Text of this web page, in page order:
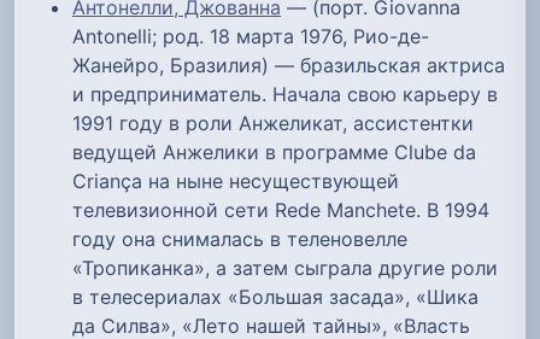
Антонелли, Джованна — (порт. Giovanna
Antonelli; род. 18 марта 1976, Рио-де-
Жанейро, Бразилия) — бразильская актриса
и предприниматель. Начала свою карьеру в
1991 году в роли Анжеликат, ассистентки
ведущей Анжелики в программе Clube da
Criança на ныне несуществующей
телевизионной сети Rede Manchete. В 1994
году она снималась в теленовелле
«Тропиканка», а затем сыграла другие роли
в телесериалах «Большая засада», «Шика
да Силва», «Лето нашей тайны», «Власть